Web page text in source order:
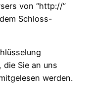
von “http://”
Schloss-
Sie an uns
werden.